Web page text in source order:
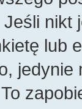
nikt
lub